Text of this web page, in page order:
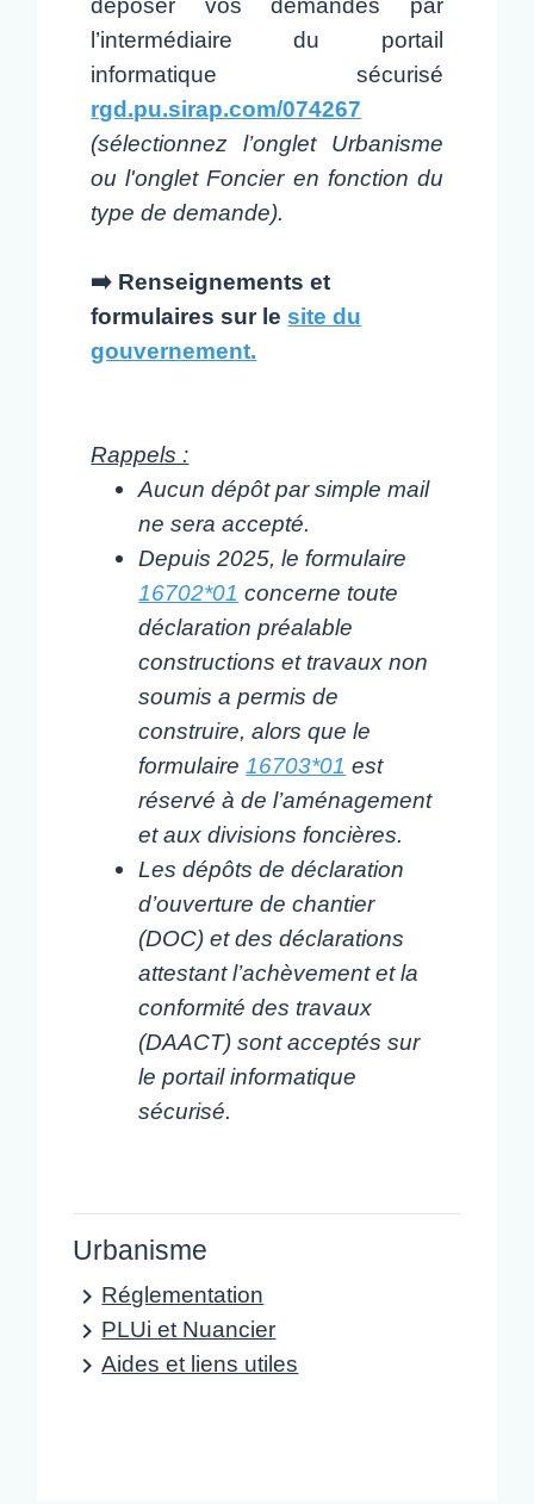
déposer vos demandes par
l’intermédiaire du portail
informatique sécurisé
rgd.pu.sirap.com/074267
(sélectionnez l’onglet Urbanisme
ou l'onglet Foncier en fonction du
type de demande).
➡️ Renseignements et
formulaires sur lesite du
gouvernement.
Rappels :
Aucun dépôt par simple mail
ne sera accepté.
Depuis 2025, le formulaire
16702*01 concerne toute
déclaration préalable
constructions et travaux non
soumis a permis de
construire, alors que le
formulaire16703*01 est
réservé à de l’aménagement
et aux divisions foncières.
Les dépôts de déclaration
d’ouverture de chantier
(DOC) et des déclarations
attestant l’achèvement et la
conformité des travaux
(DAACT) sont acceptés sur
le portail informatique
sécurisé.
Urbanisme
keyboard_arrow_rightRéglementation
keyboard_arrow_rightPLUi et Nuancier
keyboard_arrow_rightAides et liens utiles